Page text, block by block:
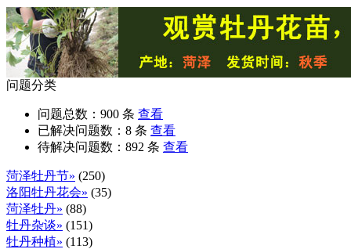
问题分类
问题总数： 900 条 查看
已解决问题数： 8 条 查看
待解决问题数： 892 条 查看
菏泽牡丹节» (250)
洛阳牡丹花会» (35)
菏泽牡丹» (88)
牡丹杂谈» (151)
牡丹种植» (113)